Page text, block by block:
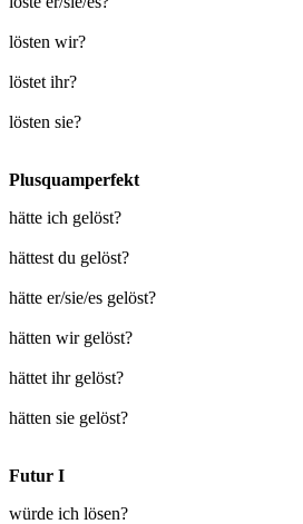
lösten wir?
löstet ihr?
lösten sie?
Plusquamperfekt
hätte ich gelöst?
hättest du gelöst?
hätte er/sie/es gelöst?
hätten wir gelöst?
hättet ihr gelöst?
hätten sie gelöst?
Futur I
würde ich lösen?